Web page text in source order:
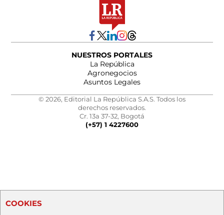
NUESTROS PORTALES
La República
Agronegocios
Asuntos Legales
© 2026, Editorial La República S.A.S. Todos los
derechos reservados.
Cr. 13a 37-32, Bogotá
(+57) 1 4227600
COOKIES